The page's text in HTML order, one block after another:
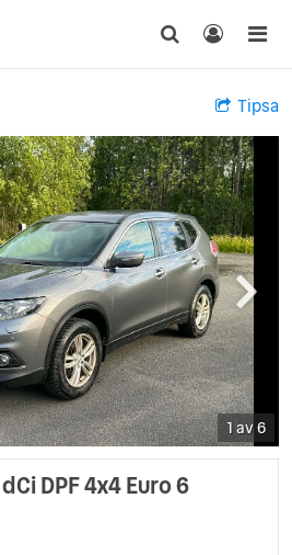
Tipsa
1 av 6
DPF 4x4 Euro 6